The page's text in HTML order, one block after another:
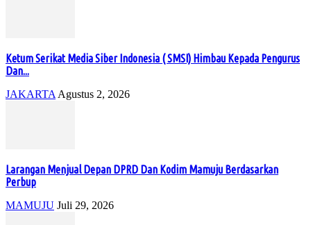
Ketum Serikat Media Siber Indonesia ( SMSI) Himbau Kepada Pengurus
Dan...
JAKARTA Agustus 2, 2026
Larangan Menjual Depan DPRD Dan Kodim Mamuju Berdasarkan
Perbup
MAMUJU Juli 29, 2026